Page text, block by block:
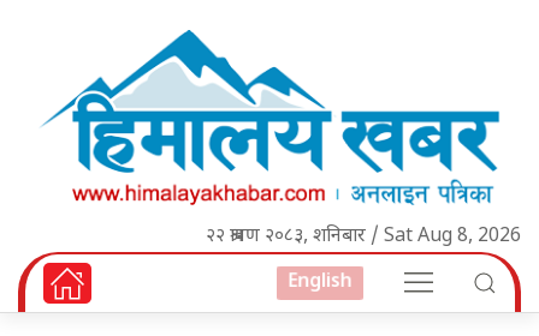
२२ श्रावण २०८३, शनिबार / Sat Aug 8, 2026
English